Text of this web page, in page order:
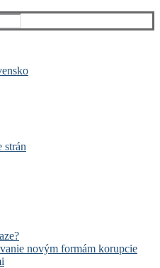
strán
novým formám korupcie